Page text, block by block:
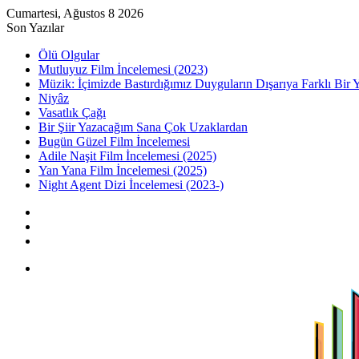
Cumartesi, Ağustos 8 2026
Son Yazılar
Ölü Olgular
Mutluyuz Film İncelemesi (2023)
Müzik: İçimizde Bastırdığımız Duyguların Dışarıya Farklı Bir
Niyâz
Vasatlık Çağı
Bir Şiir Yazacağım Sana Çok Uzaklardan
Bugün Güzel Film İncelemesi
Adile Naşit Film İncelemesi (2025)
Yan Yana Film İncelemesi (2025)
Night Agent Dizi İncelemesi (2023-)